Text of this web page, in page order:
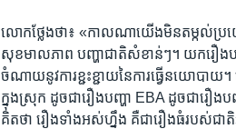
លោក​ថ្លែង​ថា៖ «កាលណា​យើង​មិន​តម្កល់​ប្
សុខមាលភាព បញ្ហា​ជាតិ​សំខាន់ៗ។​ យករឿង​
ចំណាយ​នូវ​ការ​ខ្ជះខ្ជាយ​នៃ​ការ​ធ្វើ​នយោប
ក្នុងស្រុក​ ដូច​ជា​រឿង​បញ្ហា​ EBA ដូច​ជារឿង
គិត​ថា​ រឿង​ទាំង​អស់​ហ្នឹង​ គឺ​ជា​រឿង​ធំ​របស់​ជា